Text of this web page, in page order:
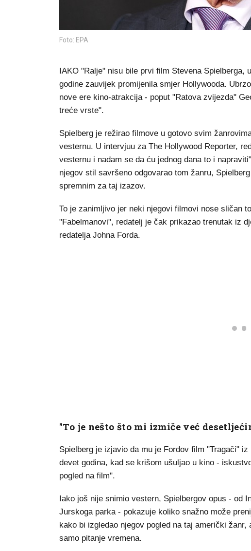
Foto: EPA
IAKO "Ralje" nisu bile prvi film Stevena Spielberga,
godine zauvijek promijenila smjer Hollywooda.
nove ere kino-atrakcija - poput "Ratova zvijezda"
treće vrste".
Spielberg je režirao filmove u gotovo svim
vesternu. U intervjuu za The Hollywood Reporter,
vesternu i nadam se da ću jednog dana to i
njegov stil savršeno odgovarao tom žanru,
spremnim za taj izazov.
To je zanimljivo jer neki njegovi filmovi nose sličan
"Fabelmanovi", redatelj je čak prikazao trenutak iz
redatelja Johna Forda.
"To je nešto što mi izmiče već
Spielberg je izjavio da mu je Fordov film "Tragači"
devet godina, kad se krišom ušuljao u kino -
pogled na film".
Iako još nije snimio vestern, Spielbergov opus - od
Jurskoga parka - pokazuje koliko snažno može
kako bi izgledao njegov pogled na taj američki
samo pitanje vremena.